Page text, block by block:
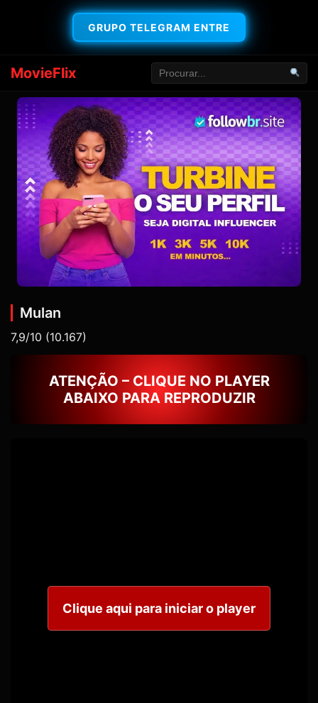
GRUPO TELEGRAM ENTRE
MovieFlix
Mulan
7,9/10 (10.167)
ATENÇÃO – CLIQUE NO PLAYER
ABAIXO PARA REPRODUZIR
Clique aqui para iniciar o player